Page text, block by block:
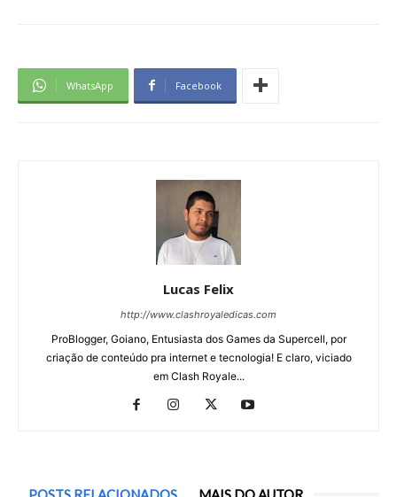
WhatsApp Facebook
Lucas Felix
http://www.clashroyaledicas.com
ProBlogger, Goiano, Entusiasta dos Games da Supercell, por
criação de conteúdo pra internet e tecnologia! E claro, viciado
em Clash Royale...